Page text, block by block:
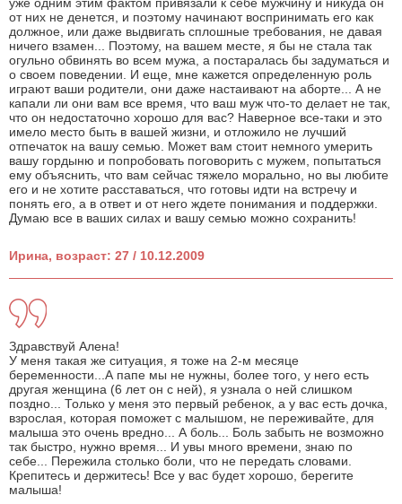
уже одним этим фактом привязали к себе мужчину и никуда он
от них не денется, и поэтому начинают воспринимать его как
должное, или даже выдвигать сплошные требования, не давая
ничего взамен... Поэтому, на вашем месте, я бы не стала так
огульно обвинять во всем мужа, а постаралась бы задуматься и
о своем поведении. И еще, мне кажется определенную роль
играют ваши родители, они даже настаивают на аборте... А не
капали ли они вам все время, что ваш муж что-то делает не так,
что он недостаточно хорошо для вас? Наверное все-таки и это
имело место быть в вашей жизни, и отложило не лучший
отпечаток на вашу семью. Может вам стоит немного умерить
вашу гордыню и попробовать поговорить с мужем, попытаться
ему объяснить, что вам сейчас тяжело морально, но вы любите
его и не хотите расставаться, что готовы идти на встречу и
понять его, а в ответ и от него ждете понимания и поддержки.
Думаю все в ваших силах и вашу семью можно сохранить!
Ирина, возраст: 27 / 10.12.2009
Здравствуй Алена!
У меня такая же ситуация, я тоже на 2-м месяце
беременности...А папе мы не нужны, более того, у него есть
другая женщина (6 лет он с ней), я узнала о ней слишком
поздно... Только у меня это первый ребенок, а у вас есть дочка,
взрослая, которая поможет с малышом, не переживайте, для
малыша это очень вредно... А боль... Боль забыть не возможно
так быстро, нужно время... И увы много времени, знаю по
себе... Пережила столько боли, что не передать словами.
Крепитесь и держитесь! Все у вас будет хорошо, берегите
малыша!